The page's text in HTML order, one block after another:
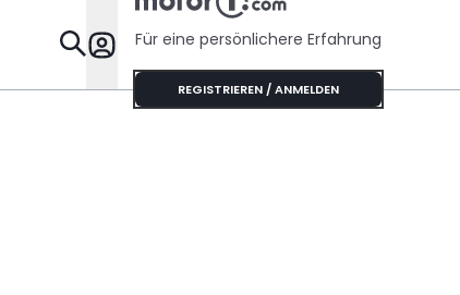
Specials
Für eine persönlichere Erfahrung
REGISTRIEREN / ANMELDEN